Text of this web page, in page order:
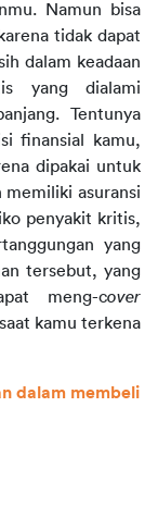
Namun bisa
tidak dapat
dalam keadaan
yang dialami
Tentunya
finansial kamu,
dipakai untuk
memiliki asuransi
penyakit kritis,
yang
tersebut, yang
meng-cover
kamu terkena
dalam membeli